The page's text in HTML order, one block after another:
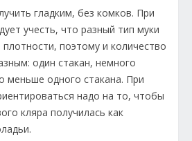
гладким, без комков. При
учесть, что разный тип муки
поэтому и количество
один стакан, немного
меньше одного стакана. При
надо на то, чтобы
кляра получилась как